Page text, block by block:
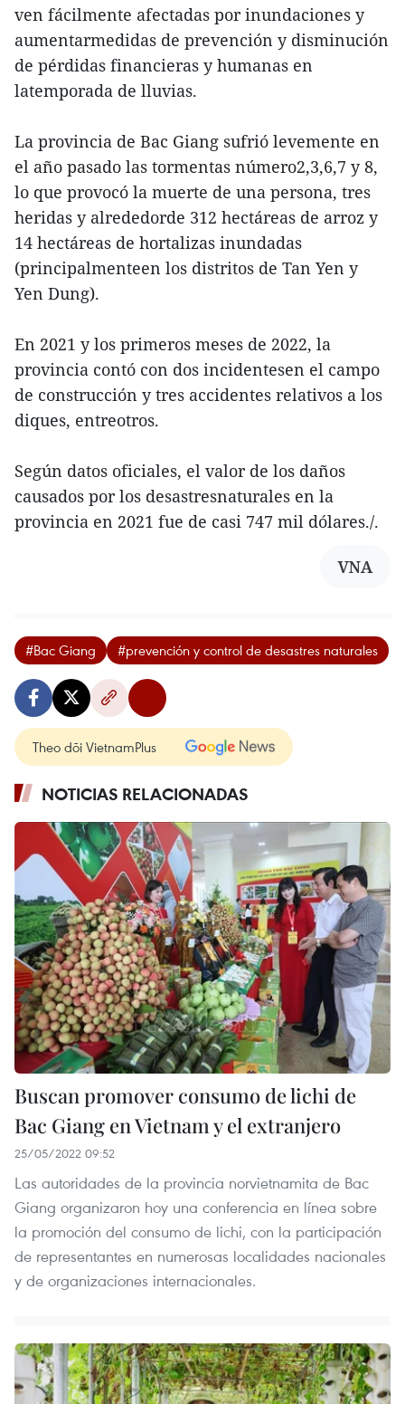
ven fácilmente afectadas por inundaciones y
aumentarmedidas de prevención y disminución
de pérdidas financieras y humanas en
latemporada de lluvias.
La provincia de Bac Giang sufrió levemente en
el año pasado las tormentas número2,3,6,7 y 8,
lo que provocó la muerte de una persona, tres
heridas y alrededorde 312 hectáreas de arroz y
14 hectáreas de hortalizas inundadas
(principalmenteen los distritos de Tan Yen y
Yen Dung).
En 2021 y los primeros meses de 2022, la
provincia contó con dos incidentesen el campo
de construcción y tres accidentes relativos a los
diques, entreotros.
Según datos oficiales, el valor de los daños
causados por los desastresnaturales en la
provincia en 2021 fue de casi 747 mil dólares./.
VNA
#Bac Giang #prevención y control de desastres naturales
Theo dõi VietnamPlus
NOTICIAS RELACIONADAS
Buscan promover consumo de lichi de
Bac Giang en Vietnam y el extranjero
25/05/2022 09:52
Las autoridades de la provincia norvietnamita de Bac
Giang organizaron hoy una conferencia en línea sobre
la promoción del consumo de lichi, con la participación
de representantes en numerosas localidades nacionales
y de organizaciones internacionales.